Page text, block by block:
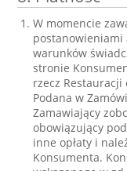
W momencie
postanowieniami
warunków
stronie
rzecz
Podana w
Zamawiający
obowiązujący
inne opłaty i
Konsumenta.